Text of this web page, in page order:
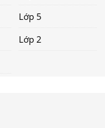
Lớp 5
Lớp 2